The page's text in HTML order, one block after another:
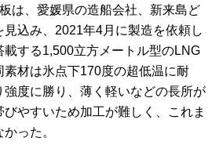
は、愛媛県の造船会社、新来島ど
見込み、2021年4月に製造を依頼し
載する1,500立方メートル型のLNG
材は氷点下170度の超低温に耐
強度に勝り、薄く軽いなどの長所が
やすいため加工が難しく、これま
った。